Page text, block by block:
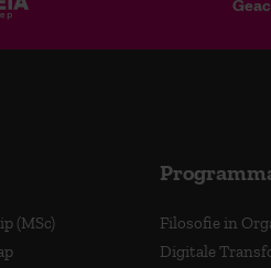
(MSc)
Filosofie in
Digitale